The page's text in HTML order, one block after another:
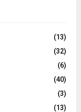
(13)
(32)
(6)
(40)
(3)
(13)